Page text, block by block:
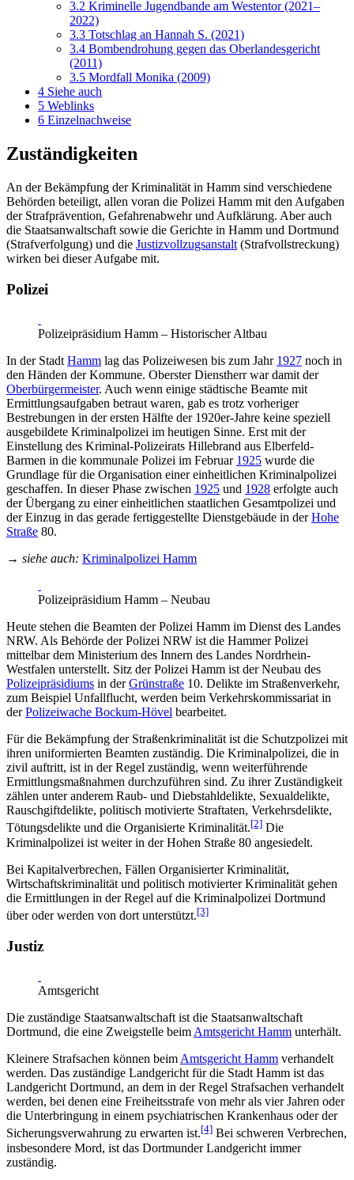
3.2 Kriminelle Jugendbande am Westentor (2021–
2022)
3.3 Totschlag an Hannah S. (2021)
3.4 Bombendrohung gegen das Oberlandesgericht
(2011)
3.5 Mordfall Monika (2009)
4 Siehe auch
5 Weblinks
6 Einzelnachweise
Zuständigkeiten
An der Bekämpfung der Kriminalität in Hamm sind verschiedene
Behörden beteiligt, allen voran die Polizei Hamm mit den Aufgaben
der Strafprävention, Gefahrenabwehr und Aufklärung. Aber auch
die Staatsanwaltschaft sowie die Gerichte in Hamm und Dortmund
(Strafverfolgung) und die Justizvollzugsanstalt (Strafvollstreckung)
wirken bei dieser Aufgabe mit.
Polizei
Polizeipräsidium Hamm – Historischer Altbau
In der Stadt Hamm lag das Polizeiwesen bis zum Jahr 1927 noch in
den Händen der Kommune. Oberster Dienstherr war damit der
Oberbürgermeister. Auch wenn einige städtische Beamte mit
Ermittlungsaufgaben betraut waren, gab es trotz vorheriger
Bestrebungen in der ersten Hälfte der 1920er-Jahre keine speziell
ausgebildete Kriminalpolizei im heutigen Sinne. Erst mit der
Einstellung des Kriminal-Polizeirats Hillebrand aus Elberfeld-
Barmen in die kommunale Polizei im Februar 1925 wurde die
Grundlage für die Organisation einer einheitlichen Kriminalpolizei
geschaffen. In dieser Phase zwischen 1925 und 1928 erfolgte auch
der Übergang zu einer einheitlichen staatlichen Gesamtpolizei und
der Einzug in das gerade fertiggestellte Dienstgebäude in derHohe
Straße 80.
→ siehe auch: Kriminalpolizei Hamm
Polizeipräsidium Hamm – Neubau
Heute stehen die Beamten der Polizei Hamm im Dienst des Landes
NRW. Als Behörde der Polizei NRW ist die Hammer Polizei
mittelbar dem Ministerium des Innern des Landes Nordrhein-
Westfalen unterstellt. Sitz der Polizei Hamm ist der Neubau des
Polizeipräsidiums in derGrünstraße 10. Delikte im Straßenverkehr,
zum Beispiel Unfallflucht, werden beim Verkehrskommissariat in
derPolizeiwache Bockum-Hövel bearbeitet.
Für die Bekämpfung der Straßenkriminalität ist die Schutzpolizei mit
ihren uniformierten Beamten zuständig. Die Kriminalpolizei, die in
zivil auftritt, ist in der Regel zuständig, wenn weiterführende
Ermittlungsmaßnahmen durchzuführen sind. Zu ihrer Zuständigkeit
zählen unter anderem Raub- und Diebstahldelikte, Sexualdelikte,
Rauschgiftdelikte, politisch motivierte Straftaten, Verkehrsdelikte,
Tötungsdelikte und die Organisierte Kriminalität.[2] Die
Kriminalpolizei ist weiter in der Hohen Straße 80 angesiedelt.
Bei Kapitalverbrechen, Fällen Organisierter Kriminalität,
Wirtschaftskriminalität und politisch motivierter Kriminalität gehen
die Ermittlungen in der Regel auf die Kriminalpolizei Dortmund
über oder werden von dort unterstützt.[3]
Justiz
Amtsgericht
Die zuständige Staatsanwaltschaft ist die Staatsanwaltschaft
Dortmund, die eine Zweigstelle beim Amtsgericht Hamm unterhält.
Kleinere Strafsachen können beim Amtsgericht Hamm verhandelt
werden. Das zuständige Landgericht für die Stadt Hamm ist das
Landgericht Dortmund, an dem in der Regel Strafsachen verhandelt
werden, bei denen eine Freiheitsstrafe von mehr als vier Jahren oder
die Unterbringung in einem psychiatrischen Krankenhaus oder der
Sicherungsverwahrung zu erwarten ist.[4] Bei schweren Verbrechen,
insbesondere Mord, ist das Dortmunder Landgericht immer
zuständig.